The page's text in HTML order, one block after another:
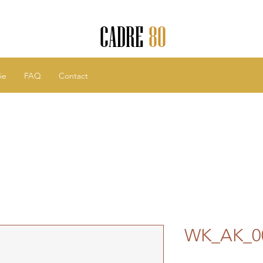
CADRE80
FAQ Contact